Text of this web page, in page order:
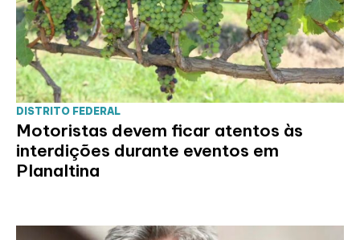
DISTRITO FEDERAL
Motoristas devem ficar atentos às
interdições durante eventos em
Planaltina